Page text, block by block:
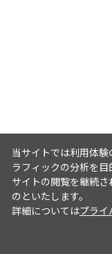
当サイトでは利用体
ラフィックの分析を目
サイトの閲覧を継続
のといたします。
詳細についてはプライ